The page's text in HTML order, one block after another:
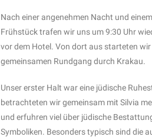
Nach einer angenehmen Nacht und
Frühstück trafen wir uns um 9:30 Uhr
vor dem Hotel. Von dort aus starteten wir
gemeinsamen Rundgang durch Krakau.
Unser erster Halt war eine jüdische
betrachteten wir gemeinsam mit Silvia
und erfuhren viel über jüdische
Symboliken. Besonders typisch sind die